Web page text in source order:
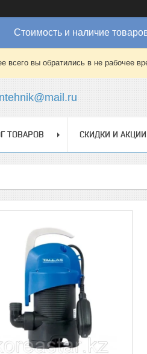
Стоимость и наличие
всего вы обратились в не рабочее
ТОВАРОВ СКИДКИ И АКЦИИ